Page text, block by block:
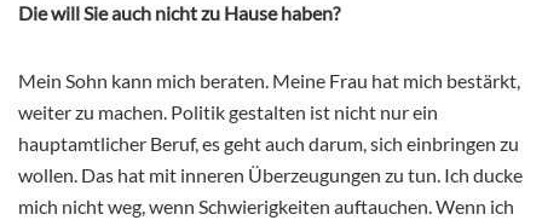
Die will Sie auch nicht zu Hause haben?
Mein Sohn kann mich beraten. Meine Frau hat mich bestärkt,
weiter zu machen. Politik gestalten ist nicht nur ein
hauptamtlicher Beruf, es geht auch darum, sich einbringen zu
wollen. Das hat mit inneren Überzeugungen zu tun. Ich ducke
mich nicht weg, wenn Schwierigkeiten auftauchen. Wenn ich